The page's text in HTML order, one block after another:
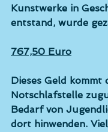
Kunstwerke in
entstand, wurde
767,50 Euro
Dieses Geld kommt
Notschlafstelle
Bedarf von
dort hinwenden.